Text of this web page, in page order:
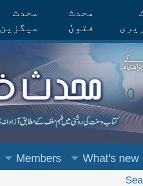
محدث
فتویٰ
محدث
میگزین
What's new
Members